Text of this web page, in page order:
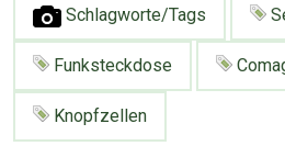
Schlagworte/Tags
Funksteckdose
Knopfzellen